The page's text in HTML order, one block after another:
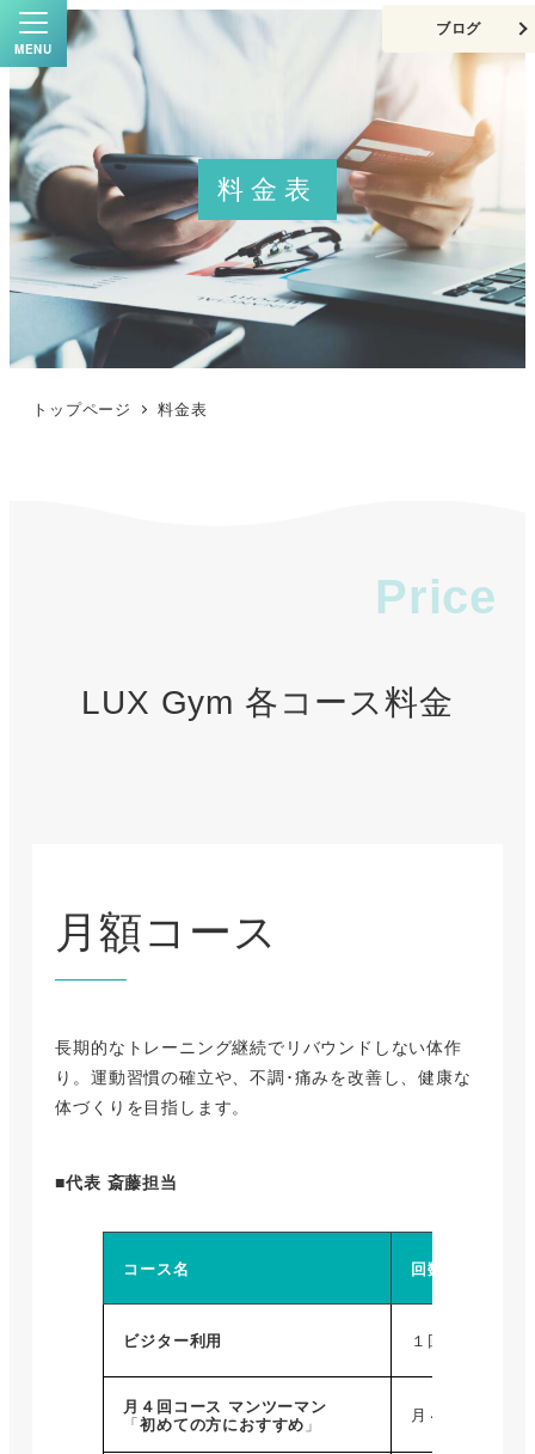
MENU
ブログ
料金表
トップページ 料金表
Price
LUX Gym 各コース料金
月額コース
長期的なトレーニング継続でリバウンドしない体作
り。運動習慣の確立や、不調･痛みを改善し、健康な
体づくりを目指します。
■代表 斎藤担当
コース名 回数
ビジター利用 １回
月４回コース マンツーマン
「初めての方におすすめ 」 月４回